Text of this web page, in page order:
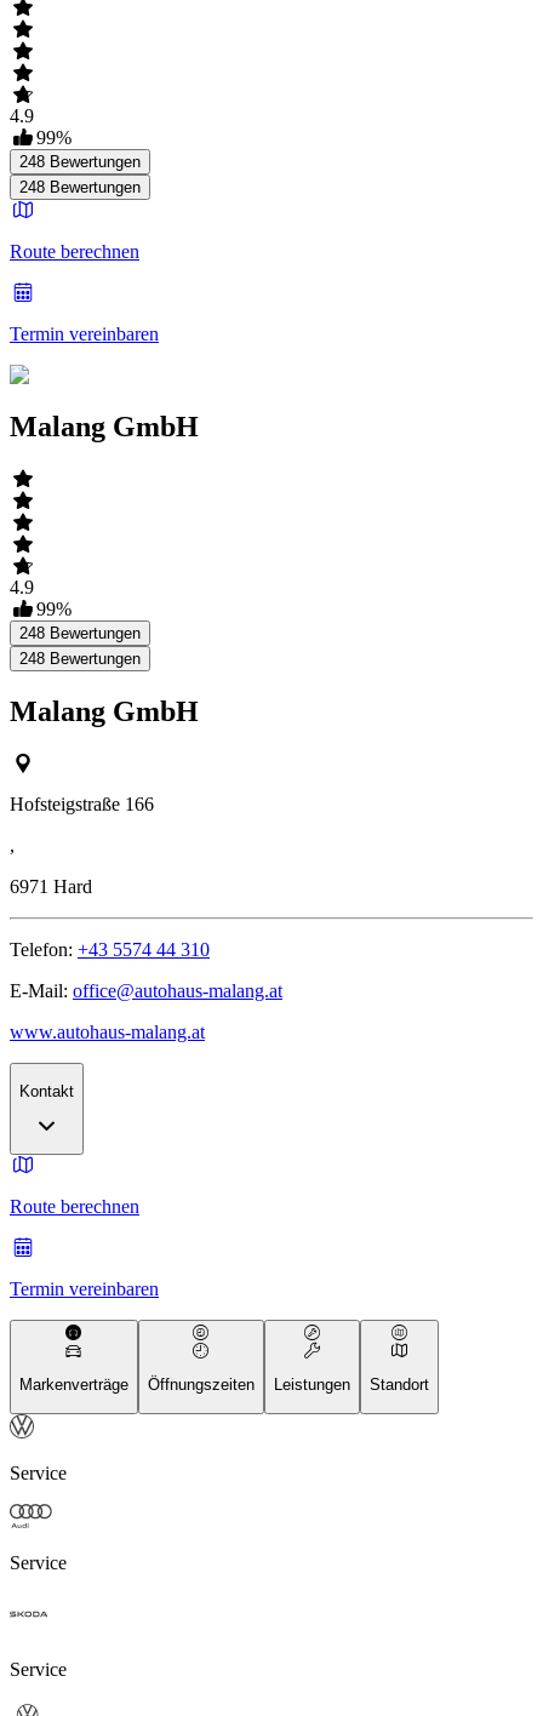
4.9
99%
248 Bewertungen
248 Bewertungen
Route berechnen
Termin vereinbaren
Malang GmbH
4.9
99%
248 Bewertungen
248 Bewertungen
Malang GmbH
Hofsteigstraße 166
,
6971 Hard
Telefon: +43 5574 44 310
E-Mail: office@autohaus-malang.at
www.autohaus-malang.at
Kontakt
Route berechnen
Termin vereinbaren
Markenverträge Öffnungszeiten Leistungen Standort
Service
Service
Service